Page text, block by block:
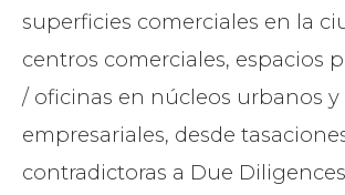
superficies comerciales en la
centros comerciales, espacios
/ oficinas en núcleos urbanos y
empresariales, desde
contradictoras a Due